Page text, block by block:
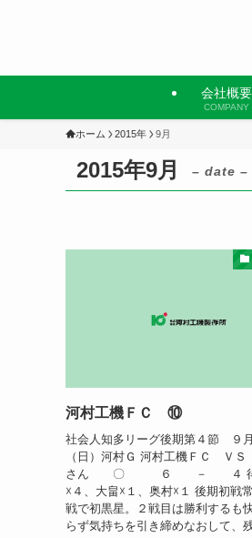
会社概要
COMPANY
ホーム 2015年 9月
2015年9月 – date –
河村工機ＦＣ ⑩
社会人知多リーグ後期第４節 ９
（日）河村Ｇ 河村工機ＦＣ Ｖ
さん 〇 ６ － ４ 得点
☓４、大畠☓１、奥村☓１ 後期初戦
戦で初黒星。２戦目は勝利するも
らず気持ちを引き締めなおして、